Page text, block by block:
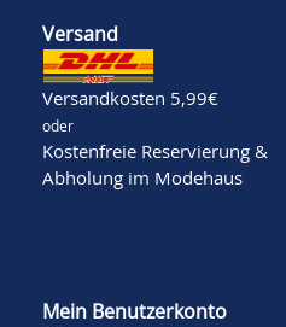
Versand
Versandkosten 5,99€
oder
Kostenfreie Reservierung &
Abholung im Modehaus
Mein Benutzerkonto